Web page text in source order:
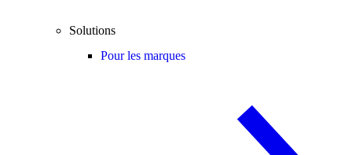
Solutions
Pour les marques